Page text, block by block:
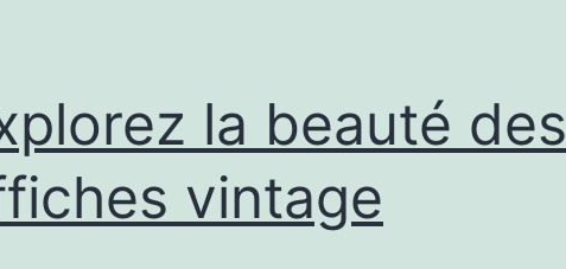
la beauté des
vintage